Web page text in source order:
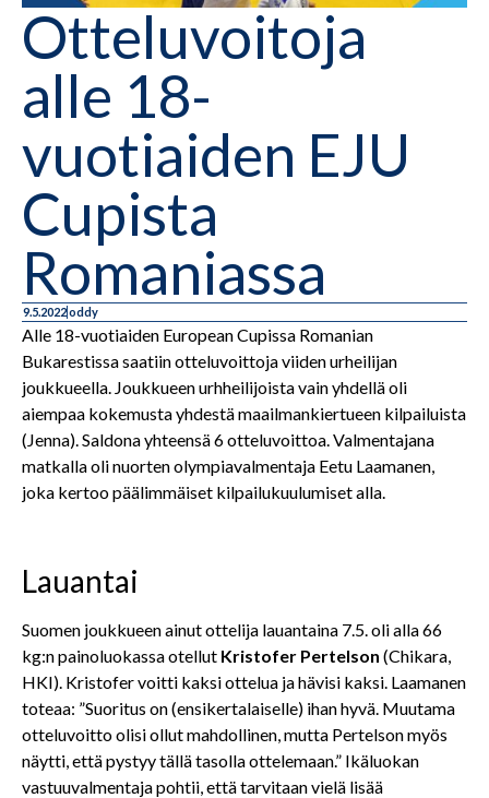
Otteluvoitoja
alle 18-
vuotiaiden EJU
Cupista
Romaniassa
9.5.2022oddy
Alle 18-vuotiaiden European Cupissa Romanian
Bukarestissa saatiin otteluvoittoja viiden urheilijan
joukkueella. Joukkueen urhheilijoista vain yhdellä oli
aiempaa kokemusta yhdestä maailmankiertueen kilpailuista
(Jenna). Saldona yhteensä 6 otteluvoittoa. Valmentajana
matkalla oli nuorten olympiavalmentaja Eetu Laamanen,
joka kertoo päälimmäiset kilpailukuulumiset alla.
Lauantai
Suomen joukkueen ainut ottelija lauantaina 7.5. oli alla 66
kg:n painoluokassa otellut Kristofer Pertelson (Chikara,
HKI). Kristofer voitti kaksi ottelua ja hävisi kaksi. Laamanen
toteaa: ”Suoritus on (ensikertalaiselle) ihan hyvä. Muutama
otteluvoitto olisi ollut mahdollinen, mutta Pertelson myös
näytti, että pystyy tällä tasolla ottelemaan.” Ikäluokan
vastuuvalmentaja pohtii, että tarvitaan vielä lisää